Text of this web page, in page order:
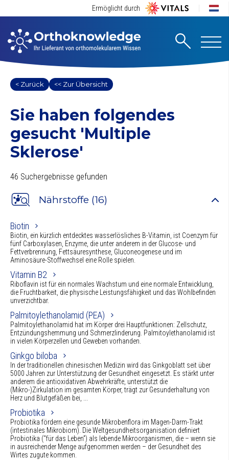
Ermöglicht durch
< Zurück << Zur Übersicht
Sie haben folgendes
gesucht 'Multiple
Sklerose'
46 Suchergebnisse gefunden
Nährstoffe (16)
Biotin
Biotin, ein kürzlich entdecktes wasserlösliches B-Vitamin, ist Coenzym für
fünf Carboxylasen, Enzyme, die unter anderem in der Glucose- und
Fettverbrennung, Fettsäuresynthese, Gluconeogenese und im
Aminosäure-Stoffwechsel eine Rolle spielen.
Vitamin B2
Riboflavin ist für ein normales Wachstum und eine normale Entwicklung,
die Fruchtbarkeit, die physische Leistungsfähigkeit und das Wohlbefinden
unverzichtbar.
Palmitoylethanolamid (PEA)
Palmitoylethanolamid hat im Körper drei Hauptfunktionen: Zellschutz,
Entzündungshemmung und Schmerzlinderung. Palmitoylethanolamid ist
in vielen Körperzellen und Geweben vorhanden.
Ginkgo biloba
In der traditionellen chinesischen Medizin wird das Ginkgoblatt seit über
5000 Jahren zur Unterstützung der Gesundheit eingesetzt. Es stärkt unter
anderem die antioxidativen Abwehrkräfte, unterstützt die
(Mikro-)Zirkulation im gesamten Körper, trägt zur Gesunderhaltung von
Herz und Blutgefäßen bei, ...
Probiotika
Probiotika fördern eine gesunde Mikrobenflora im Magen-Darm-Trakt
(intestinales Mikrobiom). Die Weltgesundheitsorganisation definiert
Probiotika (“für das Leben”) als lebende Mikroorganismen, die – wenn sie
in ausreichender Menge aufgenommen werden – der Gesundheit des
Wirtes zugute kommen.